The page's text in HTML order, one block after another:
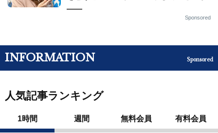
——
Sponsored
INFORMATION Sponsored
人気記事ランキング
1時間 週間 無料会員 有料会員